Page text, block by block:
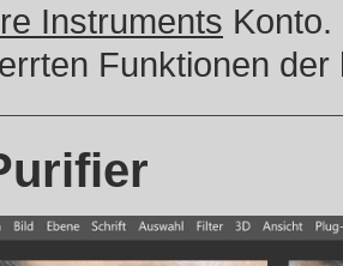
Instruments
Funktionen der